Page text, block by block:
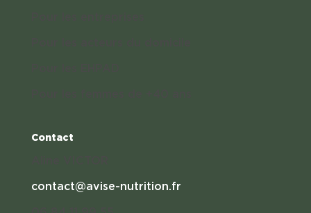
Contact
contact@avise-nutrition.fr